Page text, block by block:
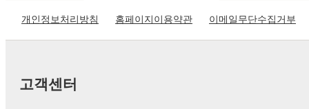
개인정보처리방침 홈페이지이용약관 이메일무단수집거부
고객센터